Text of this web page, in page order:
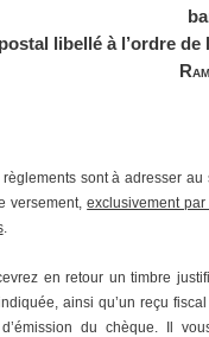
libellé à l’ordre de l
règlements sont à adresser
versement,exclusivement par
.
en retour un timbre
ainsi qu’un reçu
d’émission du chèque. Il